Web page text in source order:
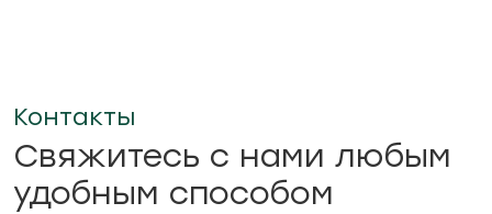
Контакты
Свяжитесь с нами любым
удобным способом